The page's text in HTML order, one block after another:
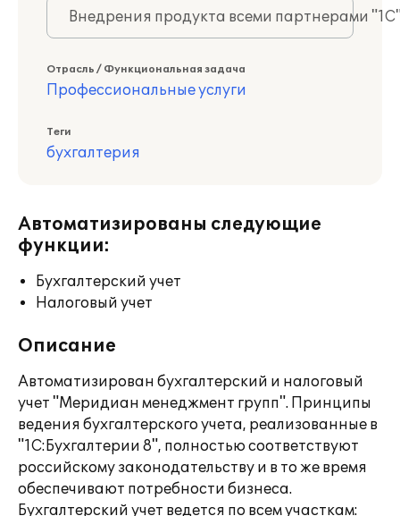
Внедрения продукта всеми партнерами
Отрасль / Функциональная задача
Профессиональные услуги
Теги
бухгалтерия
Автоматизированы следующие
функции:
Бухгалтерский учет
Налоговый учет
Описание
Автоматизирован бухгалтерский и налоговый
учет "Меридиан менеджмент групп". Принципы
ведения бухгалтерского учета, реализованные в
"1С:Бухгалтерии 8", полностью соответствуют
российскому законодательству и в то же время
обеспечивают потребности бизнеса.
Бухгалтерский учет ведется по всем участкам: